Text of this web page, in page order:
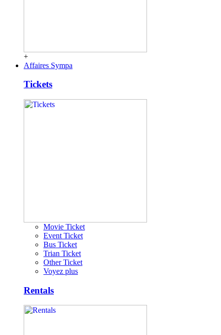
+
Affaires Sympa
Tickets
Movie Ticket
Event Ticket
Bus Ticket
Trian Ticket
Other Ticket
Voyez plus
Rentals